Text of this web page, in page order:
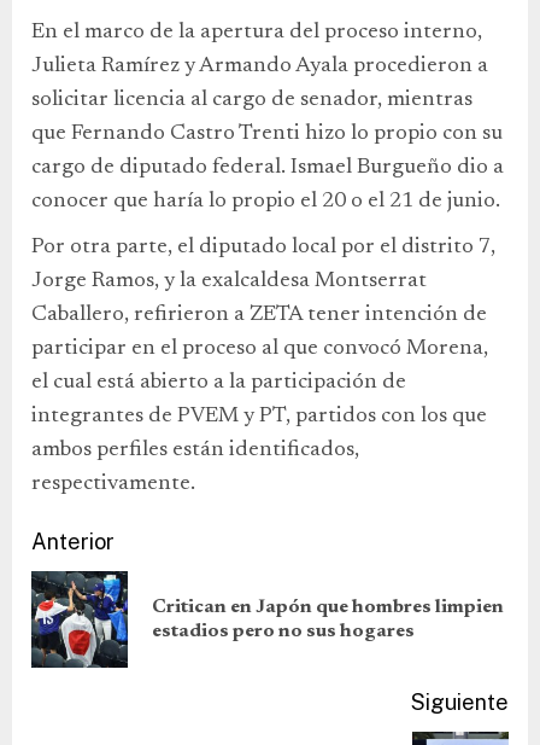
En el marco de la apertura del proceso interno,
Julieta Ramírez y Armando Ayala procedieron a
solicitar licencia al cargo de senador, mientras
que Fernando Castro Trenti hizo lo propio con su
cargo de diputado federal. Ismael Burgueño dio a
conocer que haría lo propio el 20 o el 21 de junio.
Por otra parte, el diputado local por el distrito 7,
Jorge Ramos, y la exalcaldesa Montserrat
Caballero, refirieron a ZETA tener intención de
participar en el proceso al que convocó Morena,
el cual está abierto a la participación de
integrantes de PVEM y PT, partidos con los que
ambos perfiles están identificados,
respectivamente.
Anterior
Critican en Japón que hombres limpien
estadios pero no sus hogares
Siguiente